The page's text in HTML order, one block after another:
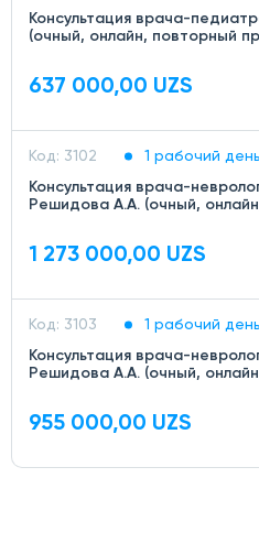
Консультация врача-
(очный, онлайн, повторный
637 000,00 UZS
Код: 3102
1 рабочий день
Консультация врача-
Решидова А.А. (очный,
1 273 000,00 UZS
Код: 3103
1 рабочий день
Консультация врача-
Решидова А.А. (очный,
955 000,00 UZS